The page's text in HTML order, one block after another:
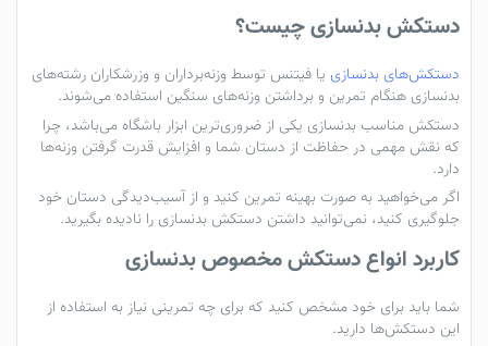
دستکش بدنسازی چیست؟
دستکش‌های بدنسازی یا فیتنس توسط وزنه‌برداران و وزرشکاران رشته‌های
بدنسازی هنگام تمرین و برداشتن‌ وزنه‌های سنگین استفاده می‌شوند.
دستکش‌ مناسب بدنسازی یکی از ضروری‌ترین ابزار باشگاه می‌باشد، چرا
که نقش مهمی در حفاظت از دستان شما و افزایش قدرت گرفتن وزنه‌ها
دارد.
اگر می‌خواهید به صورت بهینه تمرین کنید و از آسیب‌دیدگی دستان خود
جلوگیری کنید، نمی‌توانید داشتن دستکش بدنسازی را نادیده بگیرید.
کاربرد انواع دستکش مخصوص بدنسازی
شما باید برای خود مشخص کنید که برای چه تمرینی نیاز به استفاده از
این دستکش‌ها دارید.